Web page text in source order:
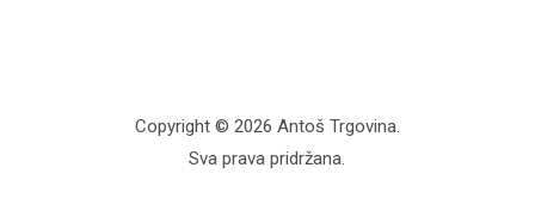
Copyright © 2026 Antoš Trgovina.
Sva prava pridržana.